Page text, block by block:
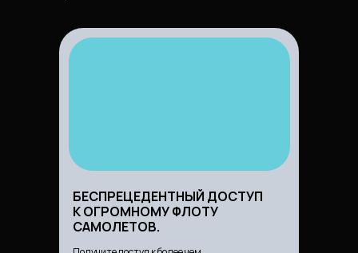
БЕСПРЕЦЕДЕНТНЫЙ ДОСТУП
К ОГРОМНОМУ ФЛОТУ
САМОЛЕТОВ.